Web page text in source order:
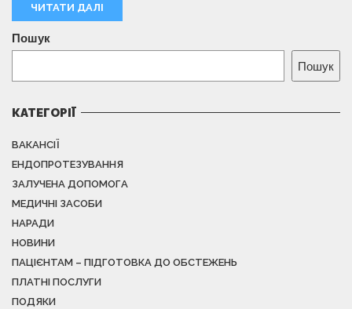
ЧИТАТИ ДАЛІ
Пошук
Пошук
КАТЕГОРІЇ
ВАКАНСІЇ
ЕНДОПРОТЕЗУВАННЯ
ЗАЛУЧЕНА ДОПОМОГА
МЕДИЧНІ ЗАСОБИ
НАРАДИ
НОВИНИ
ПАЦІЄНТАМ – ПІДГОТОВКА ДО ОБСТЕЖЕНЬ
ПЛАТНІ ПОСЛУГИ
ПОДЯКИ